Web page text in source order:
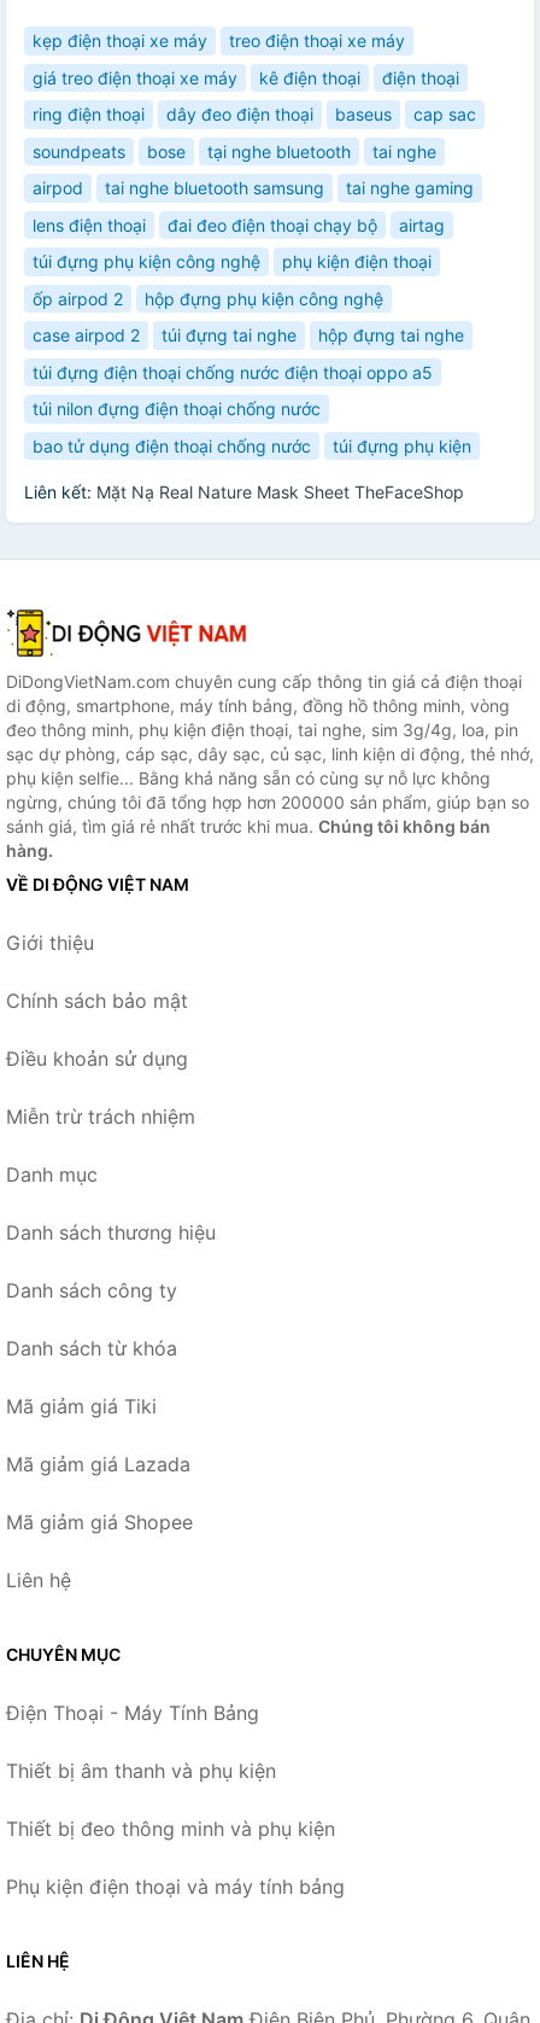
kẹp điện thoại xe máy
treo điện thoại xe máy
giá treo điện thoại xe máy
kê điện thoại
điện thoại
ring điện thoại
dây đeo điện thoại baseus
cap sac
soundpeats
bose tại nghe bluetooth
tai nghe
airpod
tai nghe bluetooth samsung
tai nghe gaming
lens điện thoại
đai đeo điện thoại chạy bộ
airtag
túi đựng phụ kiện công nghệ
phụ kiện điện thoại
ốp airpod 2
hộp đựng phụ kiện công nghệ
case airpod 2
túi đựng tai nghe
hộp đựng tai nghe
túi đựng điện thoại chống nước điện thoại oppo a5
túi nilon đựng điện thoại chống nước
bao tử dụng điện thoại chống nước
túi đựng phụ kiện
Liên kết: Mặt Nạ Real Nature Mask Sheet TheFaceShop
DiDongVietNam.com chuyên cung cấp thông tin giá cả điện thoại
di động, smartphone, máy tính bảng, đồng hồ thông minh, vòng
đeo thông minh, phụ kiện điện thoại, tai nghe, sim 3g/4g, loa, pin
sạc dự phòng, cáp sạc, dây sạc, củ sạc, linh kiện di động, thẻ nhớ,
phụ kiện selfie... Bằng khả năng sẵn có cùng sự nỗ lực không
ngừng, chúng tôi đã tổng hợp hơn 200000 sản phẩm, giúp bạn so
sánh giá, tìm giá rẻ nhất trước khi mua. Chúng tôi không bán
hàng.
VỀ DI ĐỘNG VIỆT NAM
Giới thiệu
Chính sách bảo mật
Điều khoản sử dụng
Miễn trừ trách nhiệm
Danh mục
Danh sách thương hiệu
Danh sách công ty
Danh sách từ khóa
Mã giảm giá Tiki
Mã giảm giá Lazada
Mã giảm giá Shopee
Liên hệ
CHUYÊN MỤC
Điện Thoại - Máy Tính Bảng
Thiết bị âm thanh và phụ kiện
Thiết bị đeo thông minh và phụ kiện
Phụ kiện điện thoại và máy tính bảng
LIÊN HỆ